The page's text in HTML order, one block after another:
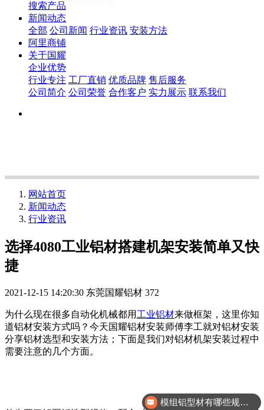
搜索产品
新闻动态
全部 公司新闻 行业资讯 安装方法
阿里商铺
关于国耀
企业优势
行业专注 工厂直销 优质品牌 售后服务
公司简介 公司荣誉 合作客户 实力展示 联系我们
网站首页
新闻动态
行业资讯
选择4080工业铝材搭建机架安装简单又快
捷
2021-12-15 14:20:30 东莞国耀铝材 372
为什么现在很多自动化机械都用 工业铝材来做框架，这里你知
道铝材安装方式吗？今天国耀铝材安装师傅李工就对铝材安装
分享铝材选型和安装方法；下面是我们对铝材机架安装过程中
需要注意的几个方面。
模组铝型材有哪些规格？